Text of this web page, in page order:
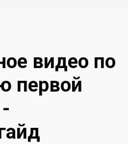
видео по
первой